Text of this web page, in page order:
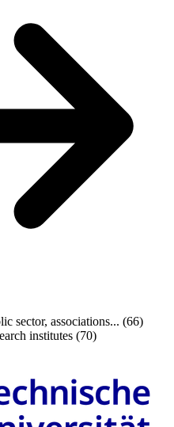
sector, associations... (66)
institutes (70)